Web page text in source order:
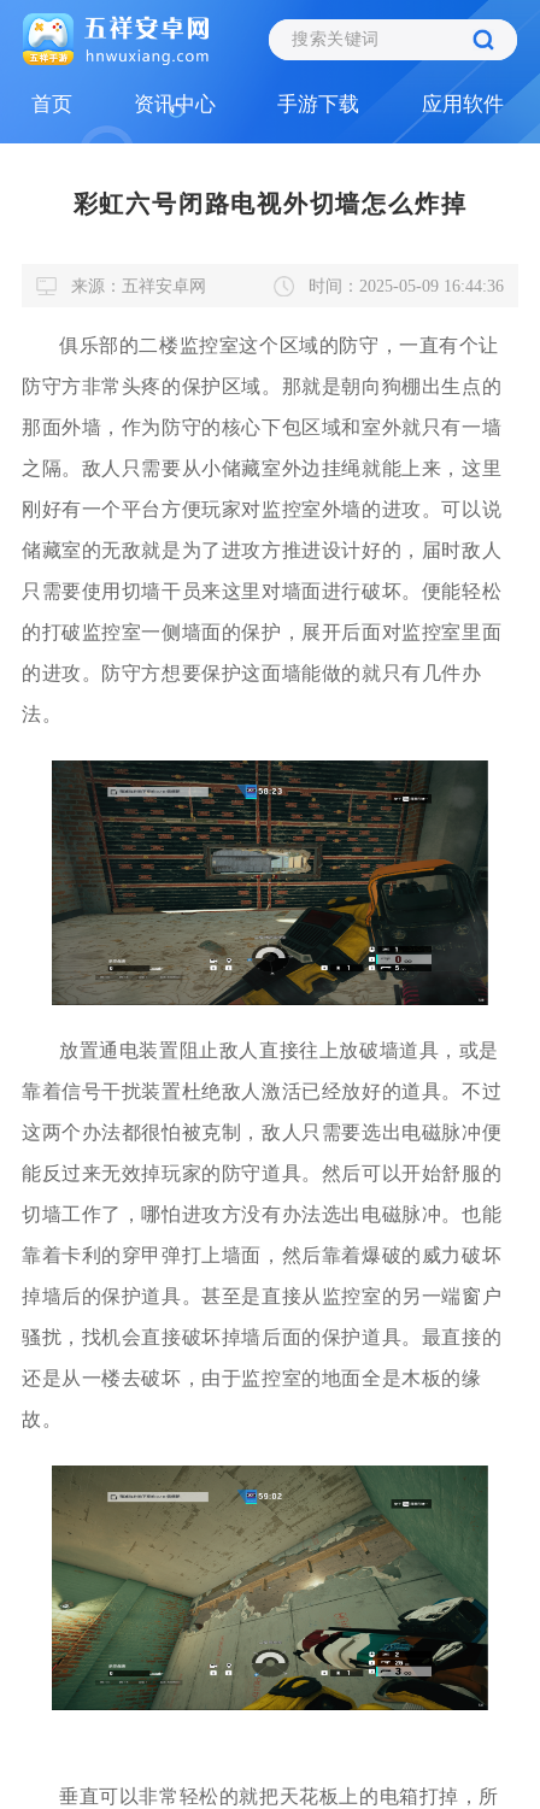
首页 资讯中心 手游下载 应用软件
彩虹六号闭路电视外切墙怎么炸掉
来源：五祥安卓网 时间：2025-05-09 16:44:36
俱乐部的二楼监控室这个区域的防守，一直有个让
防守方非常头疼的保护区域。那就是朝向狗棚出生点的
那面外墙，作为防守的核心下包区域和室外就只有一墙
之隔。敌人只需要从小储藏室外边挂绳就能上来，这里
刚好有一个平台方便玩家对监控室外墙的进攻。可以说
储藏室的无敌就是为了进攻方推进设计好的，届时敌人
只需要使用切墙干员来这里对墙面进行破坏。便能轻松
的打破监控室一侧墙面的保护，展开后面对监控室里面
的进攻。防守方想要保护这面墙能做的就只有几件办
法。
放置通电装置阻止敌人直接往上放破墙道具，或是
靠着信号干扰装置杜绝敌人激活已经放好的道具。不过
这两个办法都很怕被克制，敌人只需要选出电磁脉冲便
能反过来无效掉玩家的防守道具。然后可以开始舒服的
切墙工作了，哪怕进攻方没有办法选出电磁脉冲。也能
靠着卡利的穿甲弹打上墙面，然后靠着爆破的威力破坏
掉墙后的保护道具。甚至是直接从监控室的另一端窗户
骚扰，找机会直接破坏掉墙后面的保护道具。最直接的
还是从一楼去破坏，由于监控室的地面全是木板的缘
故。
垂直可以非常轻松的就把天花板上的电箱打掉，所